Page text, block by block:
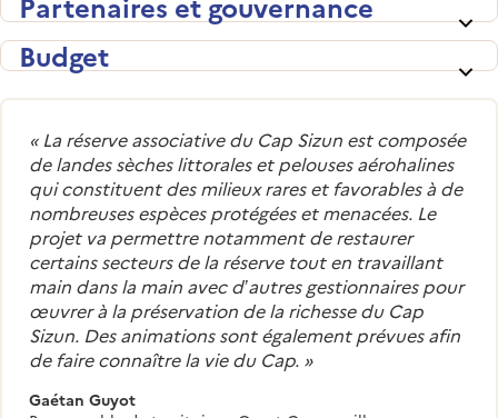
Budget
« La réserve associative du Cap Sizun est composée
de landes sèches littorales et pelouses aérohalines
qui constituent des milieux rares et favorables à de
nombreuses espèces protégées et menacées. Le
projet va permettre notamment de restaurer
certains secteurs de la réserve tout en travaillant
main dans la main avec d’autres gestionnaires pour
œuvrer à la préservation de la richesse du Cap
Sizun. Des animations sont également prévues afin
de faire connaître la vie du Cap. »
Gaétan Guyot